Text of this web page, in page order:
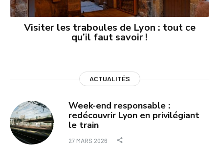
Visiter les traboules de Lyon : tout ce
qu’il faut savoir !
ACTUALITÉS
Week-end responsable :
redécouvrir Lyon en privilégiant
le train
27 MARS 2026